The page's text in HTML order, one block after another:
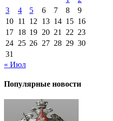
3
4 5 6 7 8
9
10 11 12 13 14 15 16
17 18 19 20 21 22 23
24 25 26 27 28 29 30
31
« Июл
Популярные новости